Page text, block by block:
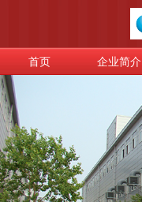
首页 企业简介